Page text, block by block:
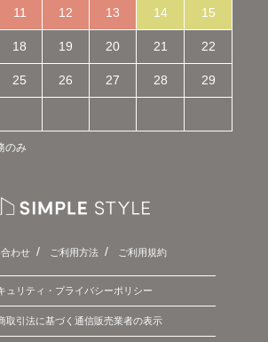
11 12 13 14 15
18 19 20 21 22
25 26 27 28 29
のみ
わせ ご利用方法 ご利用規約
ュリティ・プライバシーポリシー
取引法に基づく通信販売業者の表示